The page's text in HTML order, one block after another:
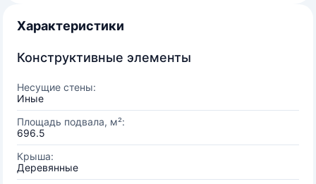
Характеристики
Конструктивные элементы
Несущие стены:
Иные
Площадь подвала, м²:
696.5
Крыша:
Деревянные